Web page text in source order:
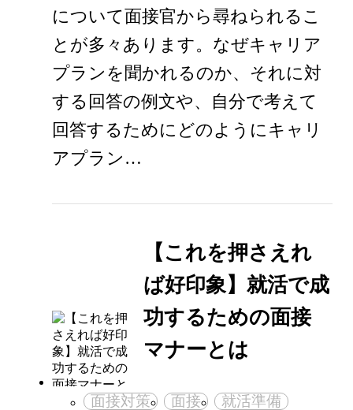
について面接官から尋ねられるこ
とが多々あります。なぜキャリア
プランを聞かれるのか、それに対
する回答の例文や、自分で考えて
回答するためにどのようにキャリ
アプラン…
【これを押さえれ
ば好印象】就活で成
功するための面接
マナーとは
面接対策 面接 就活準備